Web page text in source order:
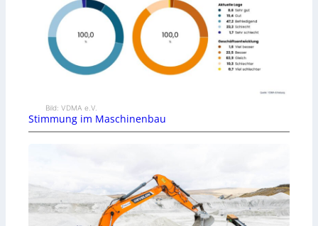
Bild: VDMA e.V.
Stimmung im Maschinenbau